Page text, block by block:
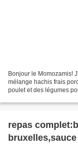
Bonjour le Momozamis!
mélange hachis frais
poulet et des légumes
repas